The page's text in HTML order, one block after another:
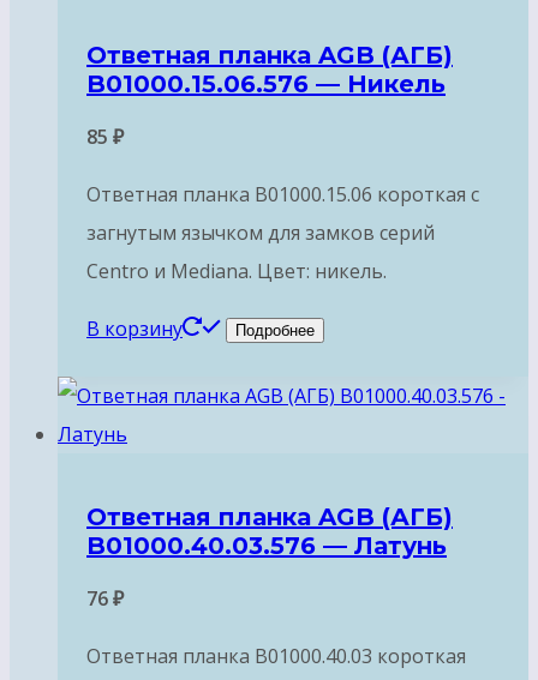
Ответная планка AGB (АГБ)
B01000.15.06.576 — Никель
85 ₽
Ответная планка B01000.15.06 короткая с
загнутым язычком для замков серий
Centro и Mediana. Цвет: никель.
В корзину Подробнее
Ответная планка AGB (АГБ)
B01000.40.03.576 — Латунь
76₽
Ответная планка B01000.40.03 короткая